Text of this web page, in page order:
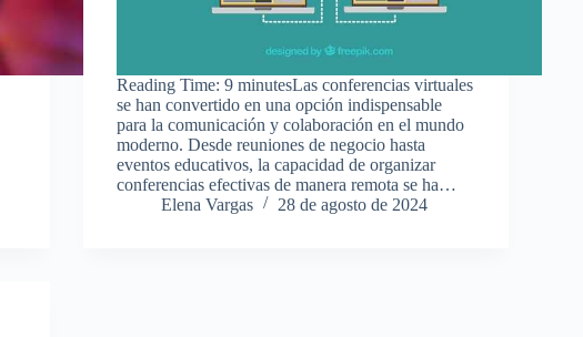
Reading Time: 9 minutesLas conferencias virtuales
se han convertido en una opción indispensable
para la comunicación y colaboración en el mundo
moderno. Desde reuniones de negocio hasta
eventos educativos, la capacidad de organizar
conferencias efectivas de manera remota se ha…
Elena Vargas
28 de agosto de 2024